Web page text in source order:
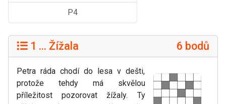
P4
1 ... Žížala 6 bodů
Petra ráda chodí do lesa v dešti,
protože tehdy má skvělou
příležitost pozorovat žížaly. Ty